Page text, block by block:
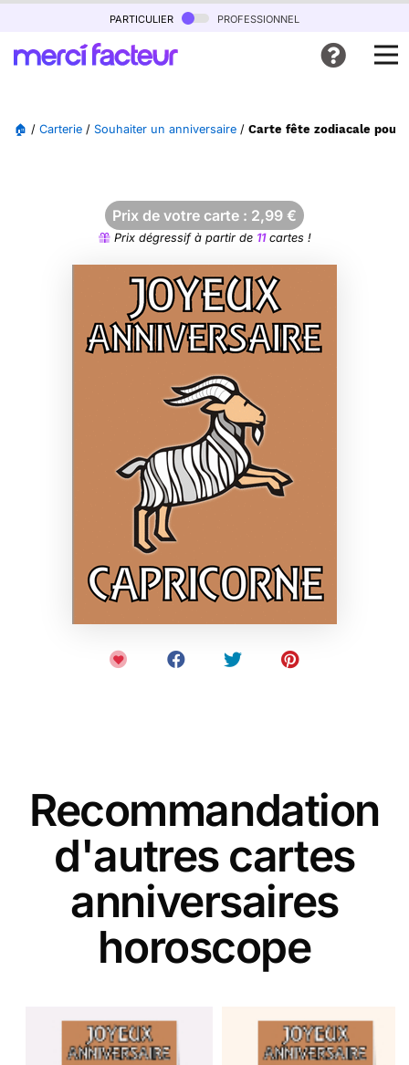
particulier professionnel
🏠 / Carterie / Souhaiter un anniversaire / Carte fête zodiacale pour
Prix de votre carte : 2,99 €
Prix dégressif à partir de 11cartes !
Recommandation
d'autres cartes
anniversaires
horoscope